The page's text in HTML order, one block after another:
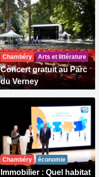
Chambéry Arts et littérature
Concert gratuit au Parc
du Verney
Chambéry économie
Immobilier : Quel habitat